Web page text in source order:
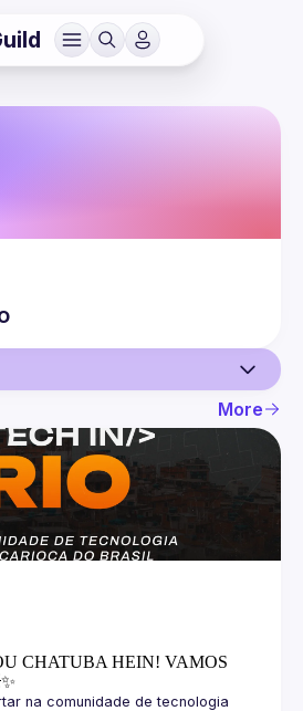
More
CHATUBA HEIN! VAMOS
na comunidade de tecnologia